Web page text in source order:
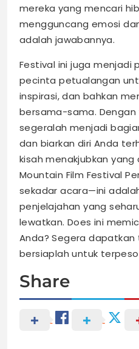
mereka yang mencari
mengguncang emosi
adalah jawabannya.
Festival ini juga menjadi
pecinta petualangan
inspirasi, dan bahkan
bersama-sama.
segeralah menjadi
dan biarkan diri Anda
kisah menakjubkan yang
Mountain Film Festival
sekadar acara—ini
penjelajahan yang
lewatkan. Does ini
Anda? Segera
bersiaplah untuk
Share